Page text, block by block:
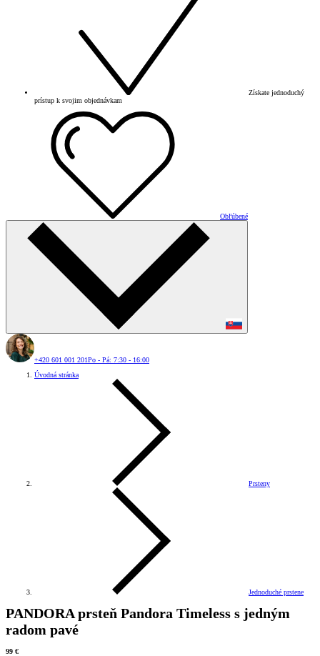
Získate jednoduchý
prístup k svojim objednávkam
Obľúbené
+420 601 001 201Po - Pá: 7:30 - 16:00
Úvodná stránka
Prsteny
Jednoduché prstene
PANDORA prsteň Pandora Timeless s jedným
radom pavé
99 €